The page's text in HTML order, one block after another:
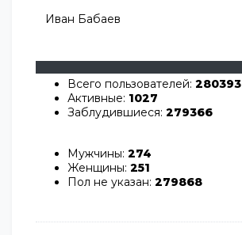
Всего пользователей: 280393
Активные: 1027
Заблудившиеся: 279366
Мужчины: 274
Женщины: 251
Пол не указан: 279868
Иван Бабаев